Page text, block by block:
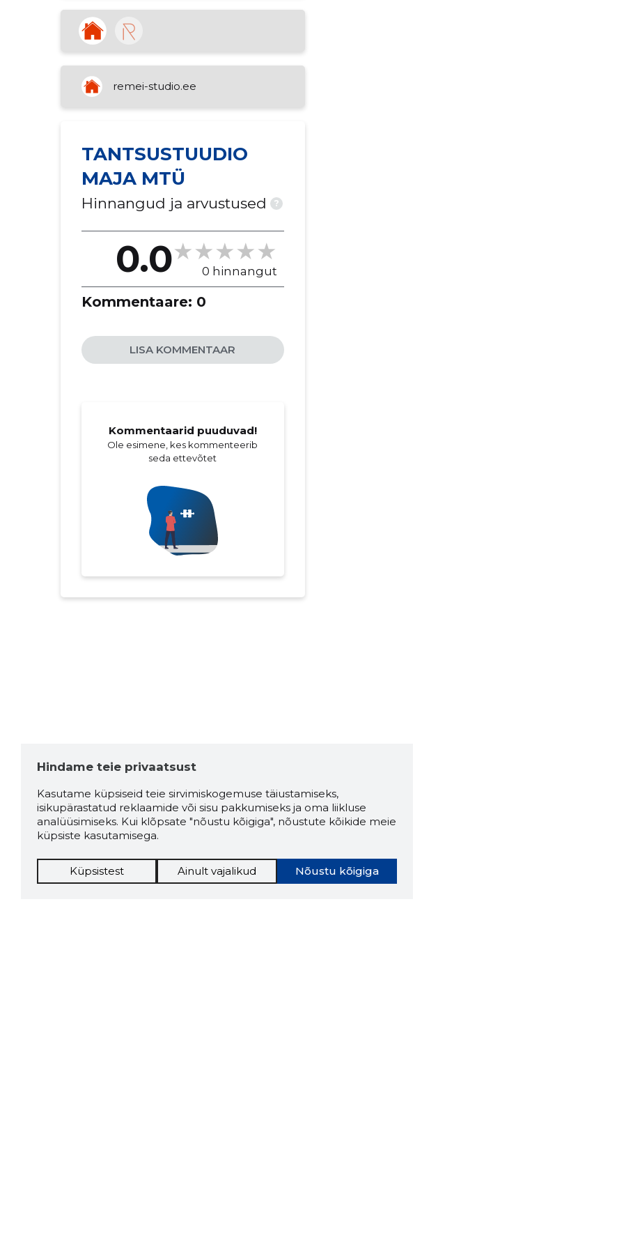
remei-studio.ee
TANTSUSTUUDIO
MAJA MTÜ
Hinnangud ja arvustused ?
0.0 0 hinnangut
Kommentaare: 0
LISA KOMMENTAAR
Kommentaarid puuduvad!
Ole esimene, kes kommenteerib
seda ettevõtet
Hindame teie privaatsust
Kasutame küpsiseid teie sirvimiskogemuse täiustamiseks,
isikupärastatud reklaamide või sisu pakkumiseks ja oma liikluse
analüüsimiseks. Kui klõpsate "nõustu kõigiga", nõustute kõikide meie
küpsiste kasutamisega.
Nõustu kõigiga
Küpsistest Ainult vajalikud